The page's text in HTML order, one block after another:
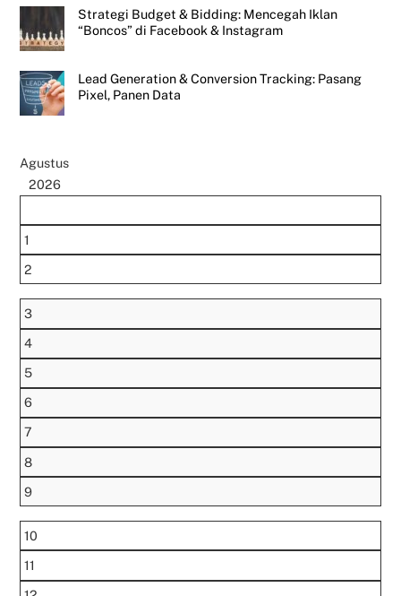
Strategi Budget & Bidding: Mencegah Iklan
“Boncos” di Facebook & Instagram
Lead Generation & Conversion Tracking: Pasang
Pixel, Panen Data
Agustus
2026
1
2
3
4
5
6
7
8
9
10
11